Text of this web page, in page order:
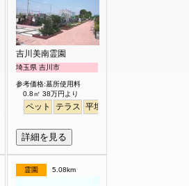
駅から徒歩
吉川美南霊園
埼玉県 吉川市
参考価格:墓所使用料
0.8㎡ 38万円より
ペット テラス 平坦
詳細を見る
霊園 5.08km